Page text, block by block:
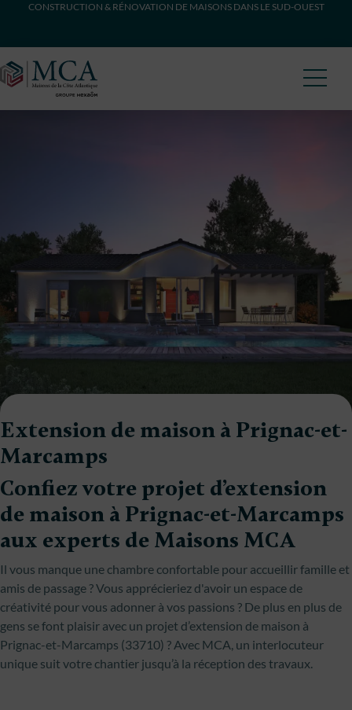
CONSTRUCTION & RÉNOVATION DE MAISONS DANS LE SUD-OUEST
Extension de maison à Prignac-et-
Marcamps
Confiez votre projet d’extension
de maison à Prignac-et-Marcamps
aux experts de Maisons MCA
Il vous manque une chambre confortable pour accueillir famille et
amis de passage ? Vous apprécieriez d'avoir un espace de
créativité pour vous adonner à vos passions ? De plus en plus de
gens se font plaisir avec un projet d’extension de maison à
Prignac-et-Marcamps (33710) ? Avec MCA, un interlocuteur
unique suit votre chantier jusqu’à la réception des travaux.